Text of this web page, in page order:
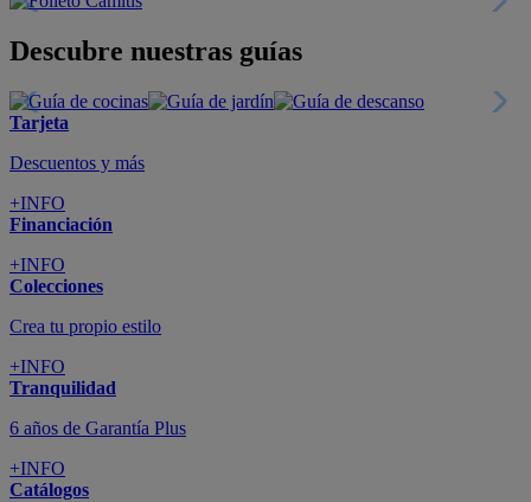
Descubre nuestras guías
Tarjeta
Descuentos y más
+INFO
Financiación
+INFO
Colecciones
Crea tu propio estilo
+INFO
Tranquilidad
6 años de Garantía Plus
+INFO
Catálogos